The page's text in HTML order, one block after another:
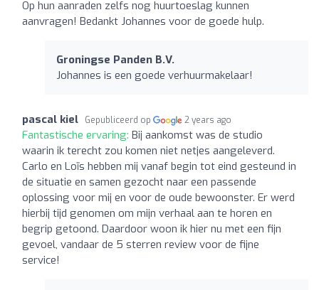
Op hun aanraden zelfs nog huurtoeslag kunnen
aanvragen! Bedankt Johannes voor de goede hulp.
Groningse Panden B.V.
Johannes is een goede verhuurmakelaar!
pascal kiel Gepubliceerd op 2 years ago
Fantastische ervaring: Bij aankomst was de studio
waarin ik terecht zou komen niet netjes aangeleverd.
Carlo en Loïs hebben mij vanaf begin tot eind gesteund in
de situatie en samen gezocht naar een passende
oplossing voor mij en voor de oude bewoonster. Er werd
hierbij tijd genomen om mijn verhaal aan te horen en
begrip getoond. Daardoor woon ik hier nu met een fijn
gevoel, vandaar de 5 sterren review voor de fijne
service!